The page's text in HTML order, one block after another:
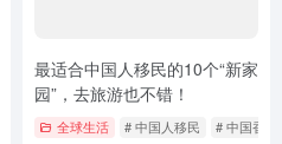
# 新加坡
最适合中国人移民的10个“新家
园”，去旅游也不错！
全球生活 # 中国人移民 # 中国香港